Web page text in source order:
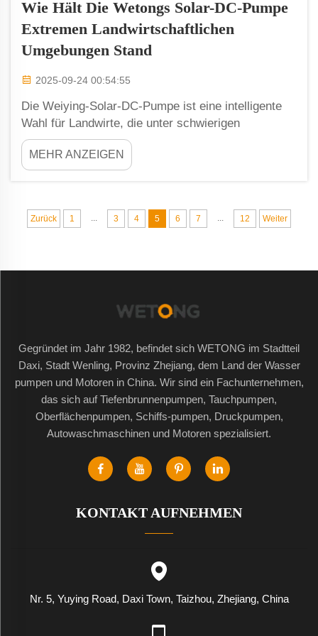
Wie Hält Die Wetongs Solar-DC-Pumpe
Extremen Landwirtschaftlichen
Umgebungen Stand
2025-09-24 00:54:55
Die Weiying-Solar-DC-Pumpe ist eine intelligente
Wahl für Landwirte, die unter schwierigen
Bedingungen arbeiten. Diese Pumpen funktionieren
zuverlässig an Orten mit extrem heißen, trockenen
oder gelegentlich auch sehr feuchten
die nicht leicht ausfallen und unabhängig von den
jeweiligen Umständen kontinuierlich in Betrieb
MEHR ANZEIGEN
Zurück 1 ... 3 4 5 6 7 ... 12 Weiter
Gegründet im Jahr 1982, befindet sich WETONG im Stadtteil
Daxi, Stadt Wenling, Provinz Zhejiang, dem Land der Wasser
pumpen und Motoren in China. Wir sind ein Fachunternehmen,
das sich auf Tiefenbrunnenpumpen, Tauchpumpen,
Oberflächenpumpen, Schiffs-pumpen, Druckpumpen,
Autowaschmaschinen und Motoren spezialisiert.
KONTAKT AUFNEHMEN
Nr. 5, Yuying Road, Daxi Town, Taizhou, Zhejiang, China